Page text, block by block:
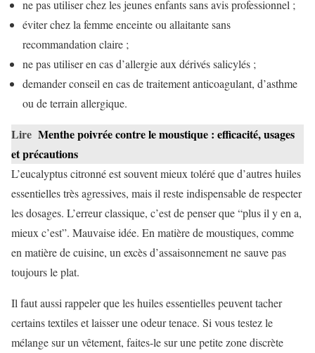
ne pas utiliser chez les jeunes enfants sans avis professionnel ;
éviter chez la femme enceinte ou allaitante sans
recommandation claire ;
ne pas utiliser en cas d’allergie aux dérivés salicylés ;
demander conseil en cas de traitement anticoagulant, d’asthme
ou de terrain allergique.
Lire Menthe poivrée contre le moustique : efficacité, usages
et précautions
L’eucalyptus citronné est souvent mieux toléré que d’autres huiles
essentielles très agressives, mais il reste indispensable de respecter
les dosages. L’erreur classique, c’est de penser que “plus il y en a,
mieux c’est”. Mauvaise idée. En matière de moustiques, comme
en matière de cuisine, un excès d’assaisonnement ne sauve pas
toujours le plat.
Il faut aussi rappeler que les huiles essentielles peuvent tacher
certains textiles et laisser une odeur tenace. Si vous testez le
mélange sur un vêtement, faites-le sur une petite zone discrète